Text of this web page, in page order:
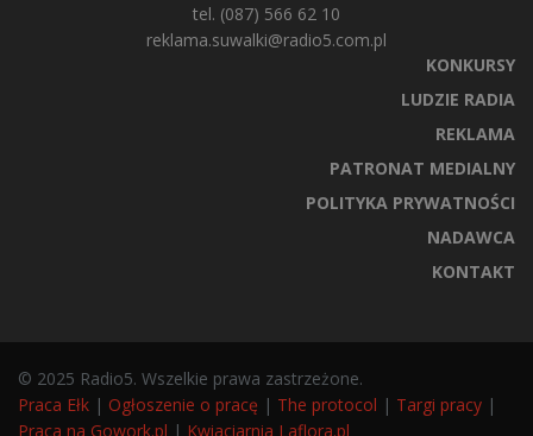
tel. (087) 566 62 10
reklama.suwalki@radio5.com.pl
KONKURSY
LUDZIE RADIA
REKLAMA
PATRONAT MEDIALNY
POLITYKA PRYWATNOŚCI
NADAWCA
KONTAKT
© 2025 Radio5. Wszelkie prawa zastrzeżone.
Praca Ełk | Ogłoszenie o pracę | The protocol | Targi pracy |
Praca na Gowork.pl | Kwiaciarnia Laflora.pl